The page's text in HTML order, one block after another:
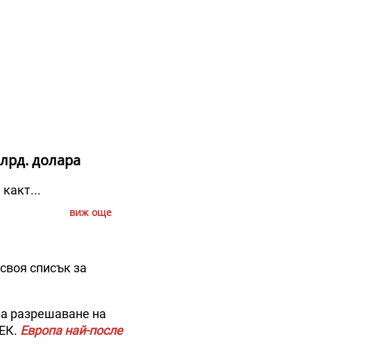
долара
виж още
списък за
разрешаване на
Европа най-после